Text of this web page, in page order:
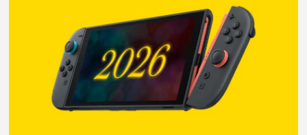
Nintendo Direct
Tests et previews